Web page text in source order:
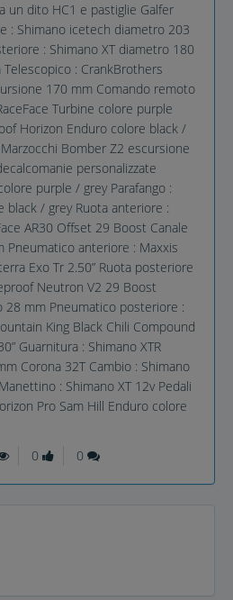
un dito HC1 e pastiglie Galfer
: Shimano icetech diametro 203
: Shimano XT diametro 180
Telescopico : CrankBrothers
170 mm Comando remoto
Turbine colore purple
Horizon Enduro colore black /
Bomber Z2 escursione
personalizzate
purple / grey Parafango :
black / grey Ruota anteriore :
AR30 Offset 29 Boost Canale
Pneumatico anteriore : Maxxis
Exo Tr 2.50” Ruota posteriore
Neutron V2 29 Boost
28 mm Pneumatico posteriore :
King Black Chili Compound
Guarnitura : Shimano XTR
Corona 32T Cambio : Shimano
: Shimano XT 12v Pedali
Pro Sam Hill Enduro colore
0 0